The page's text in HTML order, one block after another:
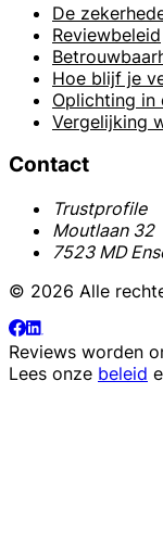
De
Reviewbeleid
Hoe blijf je
Oplichting in
Vergelijking
Contact
Trustprofile
Moutlaan 32
7523 MD
© 2026 Alle
Reviews worden
Lees onze beleid